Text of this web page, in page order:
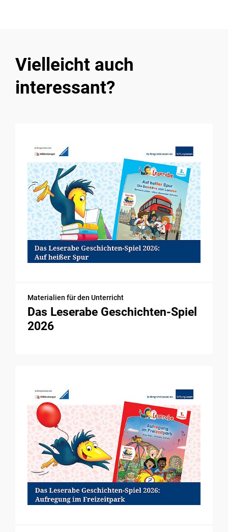
Vielleicht auch
interessant?
Materialien für den Unterricht
Das Leserabe Geschichten-Spiel
2026